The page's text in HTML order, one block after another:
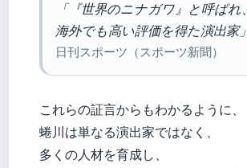
「『世界のニナガワ』と呼ばれ、
海外でも高い評価を得た演出家」
日刊スポーツ（スポーツ新聞）
これらの証言からもわかるように、
蜷川は単なる演出家ではなく、
多くの人材を育成し、